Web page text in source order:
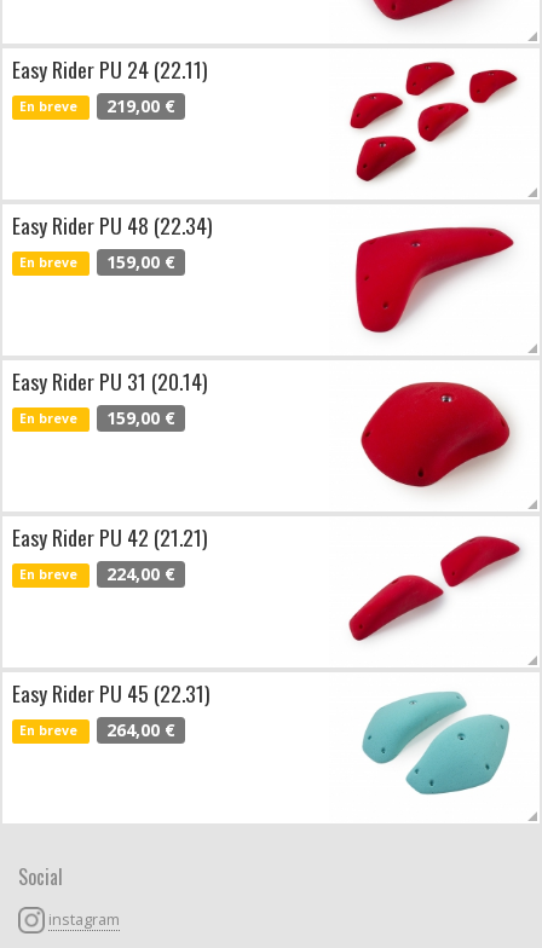
Easy Rider PU 24 (22.11)
En breve 219,00 €
Easy Rider PU 48 (22.34)
En breve 159,00 €
Easy Rider PU 31 (20.14)
En breve 159,00 €
Easy Rider PU 42 (21.21)
En breve 224,00 €
Easy Rider PU 45 (22.31)
En breve 264,00 €
Social
instagram